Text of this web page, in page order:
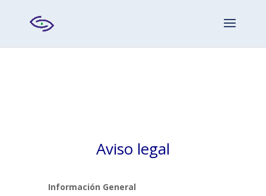
Aviso legal
Información General